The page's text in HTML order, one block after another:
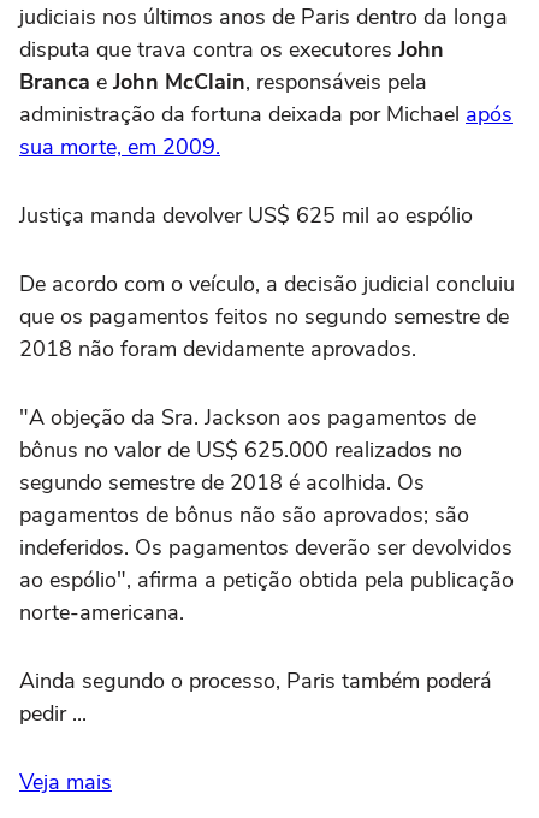
judiciais nos últimos anos de Paris dentro da longa
disputa que trava contra os executores John
Branca e John McClain, responsáveis pela
administração da fortuna deixada por Michael após
sua morte, em 2009.
Justiça manda devolver US$ 625 mil ao espólio
De acordo com o veículo, a decisão judicial concluiu
que os pagamentos feitos no segundo semestre de
2018 não foram devidamente aprovados.
"A objeção da Sra. Jackson aos pagamentos de
bônus no valor de US$ 625.000 realizados no
segundo semestre de 2018 é acolhida. Os
pagamentos de bônus não são aprovados; são
indeferidos. Os pagamentos deverão ser devolvidos
ao espólio", afirma a petição obtida pela publicação
norte-americana.
Ainda segundo o processo, Paris também poderá
pedir ...
Veja mais